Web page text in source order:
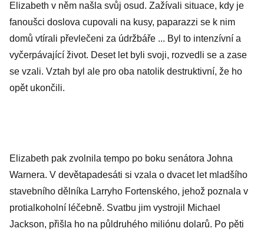
Elizabeth v něm našla svůj osud. Zažívali situace, kdy je
fanoušci doslova cupovali na kusy, paparazzi se k nim
domů vtírali převlečeni za údržbáře ... Byl to intenzívní a
vyčerpávající život. Deset let byli svoji, rozvedli se a zase
se vzali. Vztah byl ale pro oba natolik destruktivní, že ho
opět ukončili.
Elizabeth pak zvolnila tempo po boku senátora Johna
Warnera. V devětapadesáti si vzala o dvacet let mladšího
stavebního dělníka Larryho Fortenského, jehož poznala v
protialkoholní léčebně. Svatbu jim vystrojil Michael
Jackson, přišla ho na půldruhého miliónu dolarů. Po pěti